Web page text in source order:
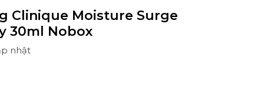
Clinique Moisture Surge
30ml Nobox
nhật